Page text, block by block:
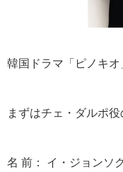
韓国ドラマ「ピノキオ
まずはチェ・ダルポ
名 前： イ・ジョンソ